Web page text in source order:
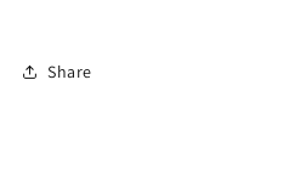
Share